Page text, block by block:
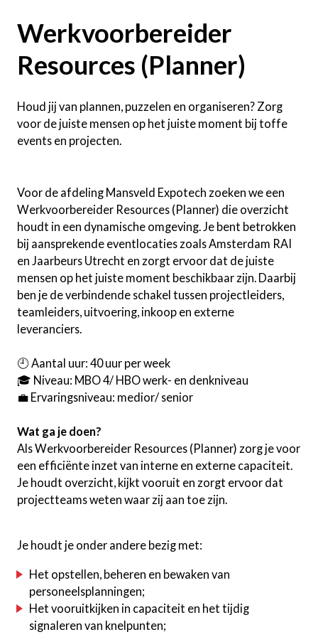
Werkvoorbereider
Resources (Planner)
Houd jij van plannen, puzzelen en organiseren? Zorg
voor de juiste mensen op het juiste moment bij toffe
events en projecten.
Voor de afdeling Mansveld Expotech zoeken we een
Werkvoorbereider Resources (Planner) die overzicht
houdt in een dynamische omgeving. Je bent betrokken
bij aansprekende eventlocaties zoals Amsterdam RAI
en Jaarbeurs Utrecht en zorgt ervoor dat de juiste
mensen op het juiste moment beschikbaar zijn. Daarbij
ben je de verbindende schakel tussen projectleiders,
teamleiders, uitvoering, inkoop en externe
leveranciers.
🕘 Aantal uur: 40 uur per week
🎓 Niveau: MBO 4/ HBO werk- en denkniveau
💼 Ervaringsniveau: medior/ senior
Wat ga je doen?
Als Werkvoorbereider Resources (Planner) zorg je voor
een efficiënte inzet van interne en externe capaciteit.
Je houdt overzicht, kijkt vooruit en zorgt ervoor dat
projectteams weten waar zij aan toe zijn.
Je houdt je onder andere bezig met:
Het opstellen, beheren en bewaken van
personeelsplanningen;
Het vooruitkijken in capaciteit en het tijdig
signaleren van knelpunten;